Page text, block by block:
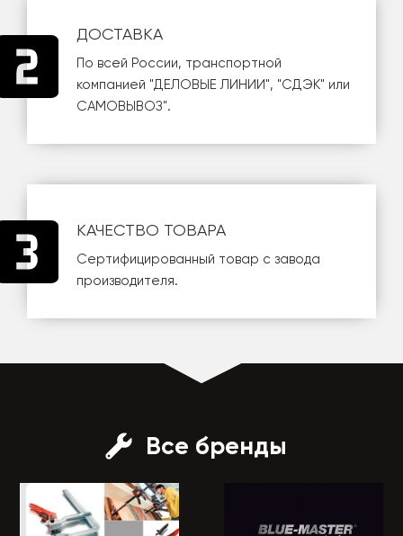
ДОСТАВКА
По всей России, транспортной
компанией "ДЕЛОВЫЕ ЛИНИИ", "СДЭК" или
САМОВЫВОЗ".
КАЧЕСТВО ТОВАРА
Сертифицированный товар с завода
производителя.
Все бренды